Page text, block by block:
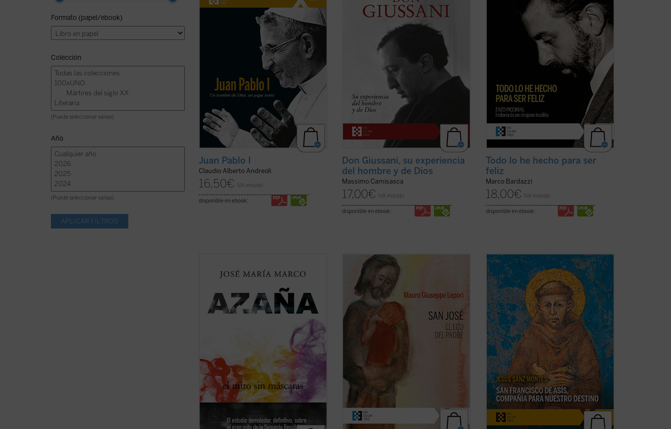
Formato (papel/ebook)
Colección
(Puede seleccionar varias)
Año
(Puede seleccionar varias)
Juan Pablo I, con uno de los pontificados
más breves de la historia. El autor, que
ha tenido la gracia de conocer
personalmente al beato ...(ver ficha)
Juan Pablo I
Claudio Alberto Andreoli
16,50€ IVA incluido
disponible en ebook:
estrechos colaboradores a lo largo de
cuarenta años, conforma una sintética
biografía espiritual que permite conocer
con precisión ...
Don Giussani, su experiencia
del hombre y de Dios
Massimo Camisasca
17,00€ IVA incluido
disponible en ebook:
Enzo Piccinini, cirujano del hospital de
Sant'Orsola. ¿Quién era este joven
médico que había sido capaz de dejar
una huella tan ...(ver ficha)
Todo lo he hecho para ser
feliz
Marco Bardazzi
18,00€ IVA incluido
disponible en ebook:
María Marco, autor hace ya treinta años
biografías de Manuel Azaña, ha
compuesto este nuevo ensayo histórico-
político sobre el escritor y político de
San José fue llamado a materializar la
paternidad de Dios hacia el Hijo
encarnado. Una vocación, un camino,
vividos en el silencio, porque tendía a la
escucha de una Palabra que se hizo
Presencia en su casa. Con él, Dios Padre
no ha querido ...
(ver ficha)
La de san Francisco de Asís es una de las
historias de santidad más enraizadas en
el Evangelio, generando en su familia
espiritual todos los registros de una
santidad encarnada en el tiempo de cada
época. «El autor hace un regalo de lúcida
... (ver ficha)